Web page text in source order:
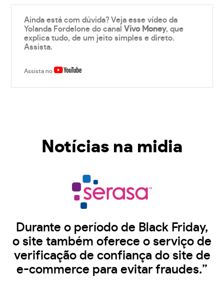
Ainda está com dúvida? Veja esse vídeo da
Yolanda Fordelone do canalVivo Money, que
explica tudo, de um jeito simples e direto.
Assista.
Assista no
Notícias na midia
Durante o período de Black Friday,
o site também oferece o serviço de
verificação de confiança do site de
e-commerce para evitar fraudes.”